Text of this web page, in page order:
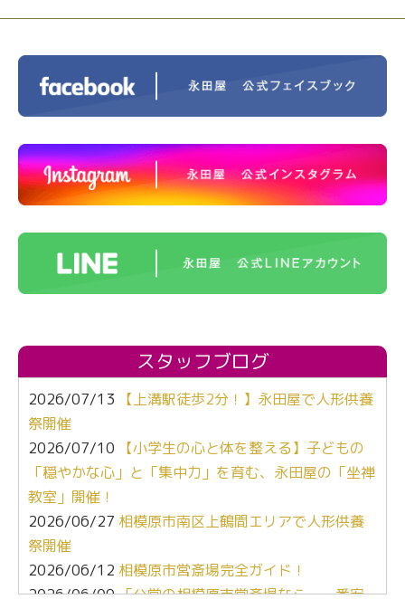
スタッフブログ
2026/07/13
【上溝駅徒歩2分！】永田屋で人形供養
祭開催
2026/07/10
【小学生の心と体を整える】子どもの
「穏やかな心」と「集中力」を育む、永田屋の「坐禅
教室」開催！
2026/06/27 相模原市南区上鶴間エリアで人形供養
祭開催
2026/06/12 相模原市営斎場完全ガイド！
2026/06/09「公営の相模原市営斎場なら、一番安